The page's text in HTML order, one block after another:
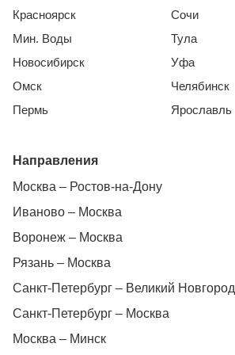
Красноярск
Мин. Воды
Новосибирск
Омск
Пермь
Сочи
Тула
Уфа
Челябинск
Ярославль
Направления
Москва – Ростов-на-Дону
Иваново – Москва
Воронеж – Москва
Рязань – Москва
Санкт-Петербург – Великий Новгород
Санкт-Петербург – Москва
Москва – Минск